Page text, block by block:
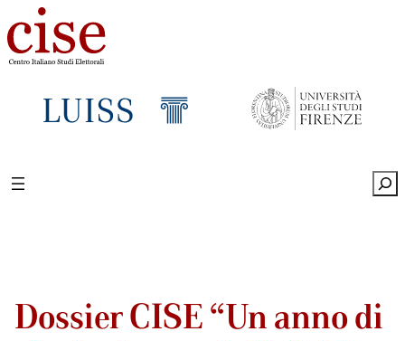
Dossier CISE “Un anno di